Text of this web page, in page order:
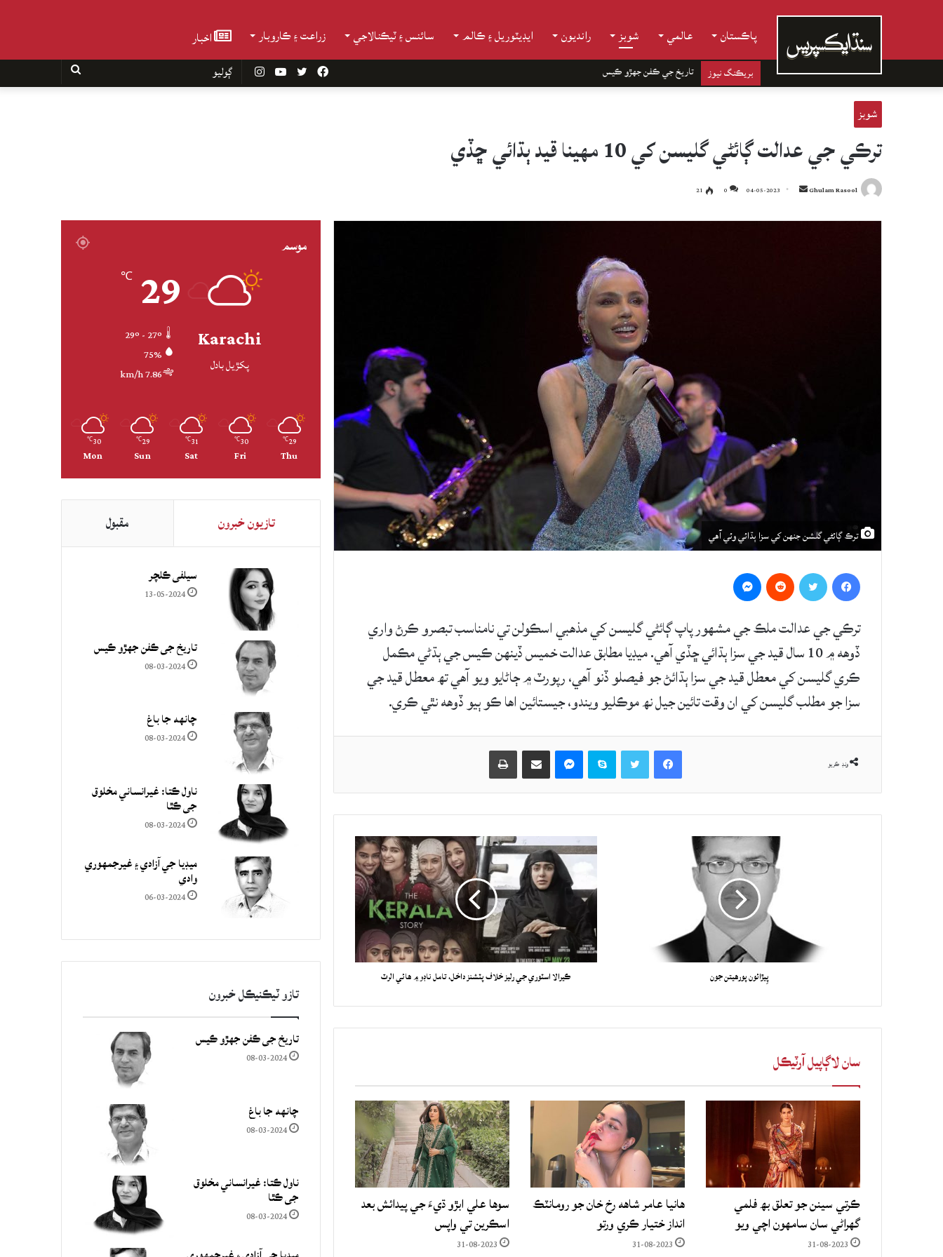
پاڪستان عالمي شوبز رانديون ايڊيٽوريل ۽ ڪالم سائنس ۽ ٽيڪنالاجي زراعت ۽ ڪاروبار اخبار
بريڪنگ نيوز تاريخ جي ڪفن جھڙو ڪيس InstagramYouTube Twitter
Facebook
شوبز
ترڪي جي عدالت ڳائڻي گليسن کي 10 مهينا قيد ٻڌائي ڇڏي
Ghulam Rasool
Send
email
04-05-2023
0
21
ترڪ ڳائڻي گلشن جنهن کي سزا ٻڌائي وئي آهي
ترڪي جي عدالت ملڪ جي مشهور پاپ ڳائڻي گليسن کي مذهبي اسڪولن تي نامناسب تبصرو ڪرڻ واري
ڏوهه ۾ 10 سال قيد جي سزا ٻڌائي ڇڏي آهي. ميڊيا مطابق عدالت خميس ڏينهن ڪيس جي ٻڌڻي مڪمل
ڪري گليسن کي معطل قيد جي سزا ٻڌائڻ جو فيصلو ڏنو آهي، رپورٽ ۾ ڄاڻايو ويو آهي تھ معطل قيد جي
سزا جو مطلب گليسن کي ان وقت تائين جيل نھ موڪليو ويندو، جيستائين اها ڪو ٻيو ڏوهه نٿي ڪري.
ونڊ ڪريو
Facebook
Skype حصيداري ڪريو اي ميل ذريعي
پِيڙائون پورهيتن جون ڪيرالا اسٽوري جي رليز خلاف پٽشنز داخل، تامل ناڊو ۾ هائي الرٽ
سان لاڳاپيل آرٽيڪل
ڪرتي سينن جو تعلق بھ فلمي
گهراڻي سان سامهون اچي ويو
31-08-2023
هانيا عامر شاهه رخ خان جو رومانٽڪ
انداز ختيار ڪري ورتو
31-08-2023
سوها علي ابڙو ڌيءَ جي پيدائش بعد
اسڪرين تي واپس
31-08-2023
موسم
Karachi
پکڙيل بادل
29
℃
75%
7.86 km/h
29
℃
Thu
30
℃
Fri
31
℃
Sat
29
℃
Sun
30
℃
Mon
تازيون خبرون مقبول
سيلفي ڪلچر
13-05-2024
تاريخ جي ڪفن جھڙو ڪيس
08-03-2024
چانهه جا باغ
08-03-2024
ناول ڪتا: غيرانساني مخلوق
جي ڪٿا
08-03-2024
ميڊيا جي آزادي ۽ غيرجمھوري
وادي
06-03-2024
تازو ٽيڪنيڪل خبرون
تاريخ جي ڪفن جھڙو ڪيس
08-03-2024
چانهه جا باغ
08-03-2024
ناول ڪتا: غيرانساني مخلوق
جي ڪٿا
08-03-2024